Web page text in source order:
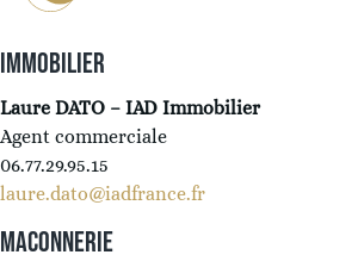
IMMOBILIER
Laure DATO – IAD Immobilier
Agent commerciale
06.77.29.95.15
laure.dato@iadfrance.fr
MACONNERIE